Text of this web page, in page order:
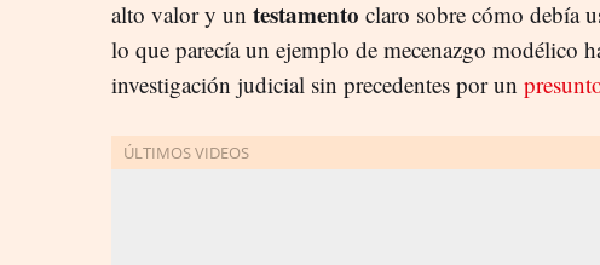
alto valor y un testamento claro sobre cómo debía
lo que parecía un ejemplo de mecenazgo modélico
investigación judicial sin precedentes por un